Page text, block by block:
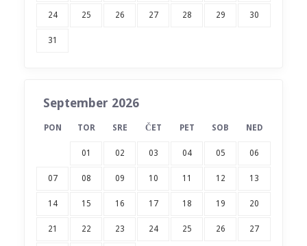
24 25 26 27 28 29 30
31
September 2026
PON TOR SRE ČET PET SOB NED
01 02 03 04 05 06
07 08 09 10 11 12 13
14 15 16 17 18 19 20
21 22 23 24 25 26 27